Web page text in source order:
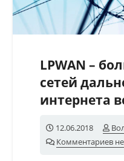
LPWAN –
сетей
интернета
12.06.2018
Комментариев